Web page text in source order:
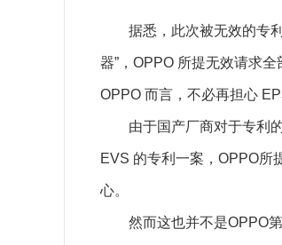
据悉，此次被无效的专利
器”，OPPO 所提无效请求
OPPO 而言，不必再担心
由于国产厂商对于专利的
EVS 的专利一案，OPPO所
心。
然而这也并不是OPPO第